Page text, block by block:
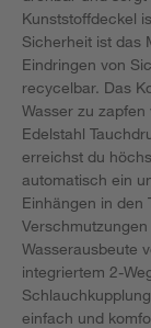
Kunststoffdeckel
Sicherheit ist das
Eindringen von
recycelbar. Das
Wasser zu
Edelstahl
erreichst du
automatisch ein
Einhängen in den
Wasserausbeute
integriertem 2-
einfach und